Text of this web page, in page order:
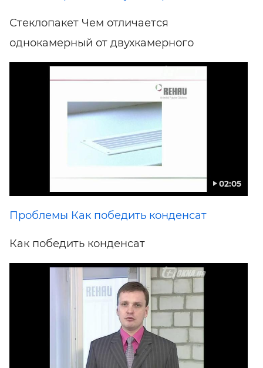
Стеклопакет Чем отличается
однокамерный от двухкамерного
02:05
Проблемы Как победить конденсат
Как победить конденсат